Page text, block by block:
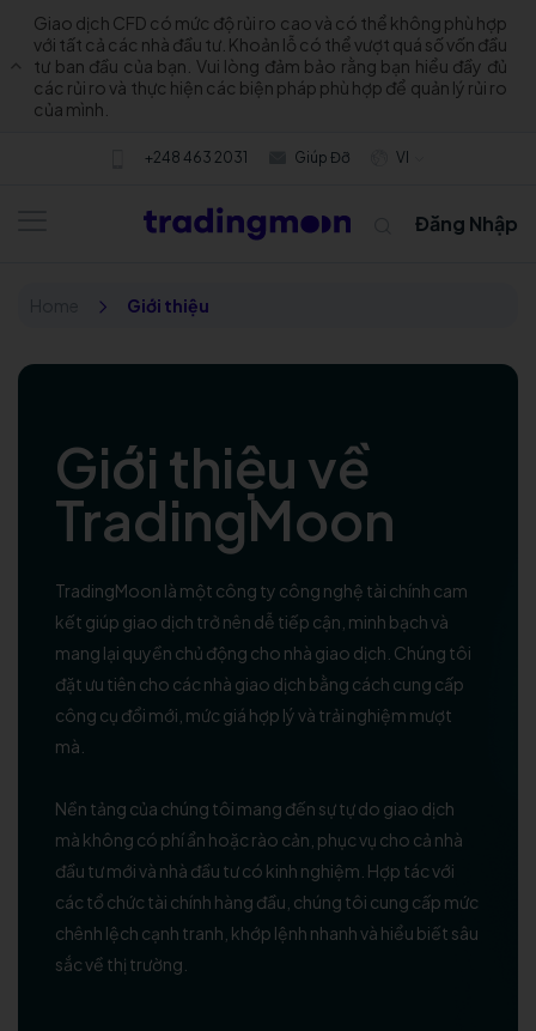
Giao dịch CFD có mức độ rủi ro cao và có thể không phù hợp
với tất cả các nhà đầu tư. Khoản lỗ có thể vượt quá số vốn đầu
tư ban đầu của bạn. Vui lòng đảm bảo rằng bạn hiểu đầy đủ
các rủi ro và thực hiện các biện pháp phù hợp để quản lý rủi ro
của mình.
+248 463 2031 Giúp Đỡ VI
Về chúng tôi
Thị trường
Sàn giao dịch
Trung tâm hỗ trợ
Đăng Nhập
Giới thiệu
Giới thiệu về
TradingMoon
TradingMoon là một công ty công nghệ tài chính cam
kết giúp giao dịch trở nên dễ tiếp cận, minh bạch và
mang lại quyền chủ động cho nhà giao dịch. Chúng tôi
đặt ưu tiên cho các nhà giao dịch bằng cách cung cấp
công cụ đổi mới, mức giá hợp lý và trải nghiệm mượt
mà.
Nền tảng của chúng tôi mang đến sự tự do giao dịch
mà không có phí ẩn hoặc rào cản, phục vụ cho cả nhà
đầu tư mới và nhà đầu tư có kinh nghiệm. Hợp tác với
các tổ chức tài chính hàng đầu, chúng tôi cung cấp mức
chênh lệch cạnh tranh, khớp lệnh nhanh và hiểu biết sâu
sắc về thị trường.